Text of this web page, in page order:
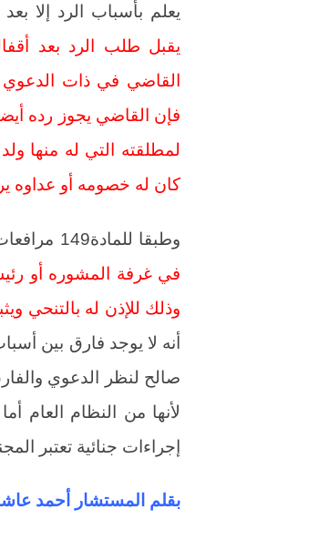
يعلم بأسباب الرد إلا بعد مضي
يقبل طلب الرد بعد
القاضي في ذات الدعوي
فإن القاضي يجوز رده
لمطلقته التي له منها
كان له خصومه أو عداوه
وطبقا للمادة149 مرافعات
في غرفة المشوره أو
وذلك للإذن له بالتنحي
أنه لا يوجد فارق بين
صالح لنظر الدعوي
إجراءات جنائية تعتبر
بقلم المستشار أحمد